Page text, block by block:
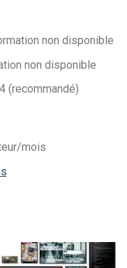
non disponible
non disponible
(recommandé)
mois